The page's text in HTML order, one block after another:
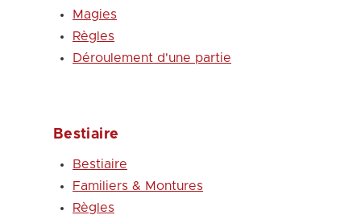
Magies
Règles
Déroulement d'une partie
Bestiaire
Bestiaire
Familiers & Montures
Règles